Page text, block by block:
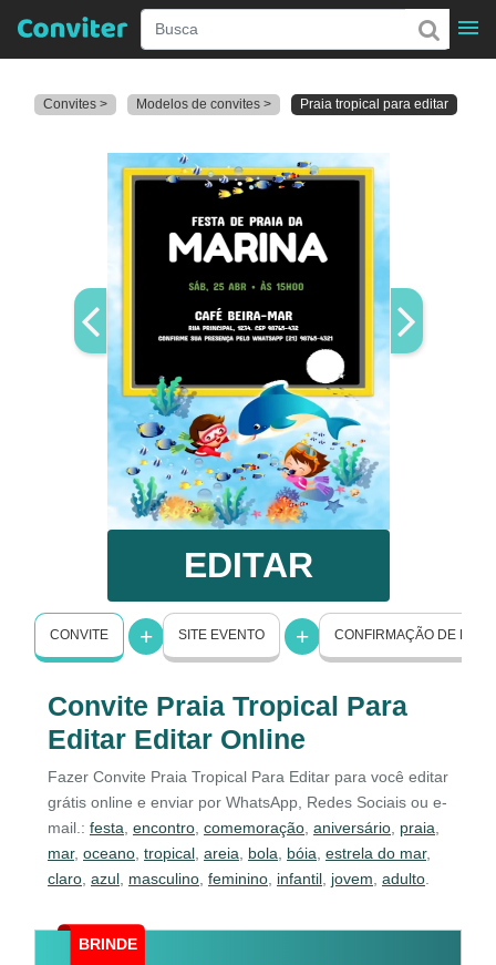
Convites > Modelos de convites > Praia tropical para editar
EDITAR
CONVITE SITE EVENTO CONFIRMAÇÃO DE
Convite Praia Tropical Para
Editar Editar Online
Fazer Convite Praia Tropical Para Editar para você editar
grátis online e enviar por WhatsApp, Redes Sociais ou e-
mail.: festa encontro comemoração aniversário praia
mar, oceano tropical areia bola bóia estrela do mar,
claro azul masculino feminino infantil jovem adulto
BRINDE